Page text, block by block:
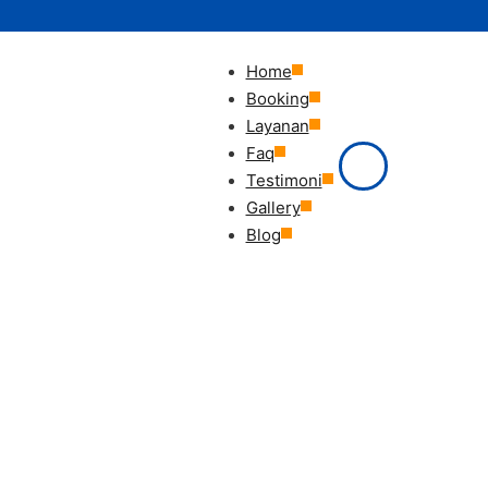
Home
Booking
Layanan
Faq
Testimoni
Gallery
Blog